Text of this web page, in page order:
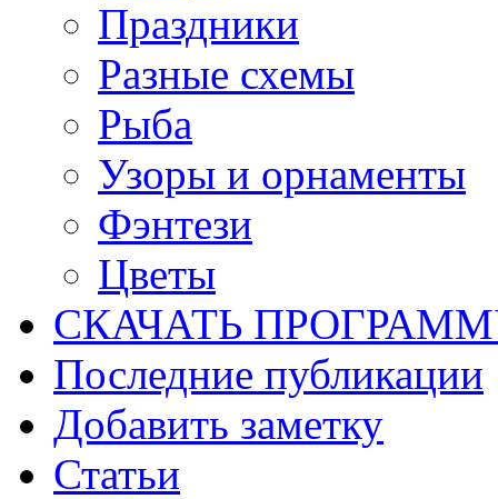
Праздники
Разные схемы
Рыба
Узоры и орнаменты
Фэнтези
Цветы
СКАЧАТЬ
Последние публикации
Добавить заметку
Статьи